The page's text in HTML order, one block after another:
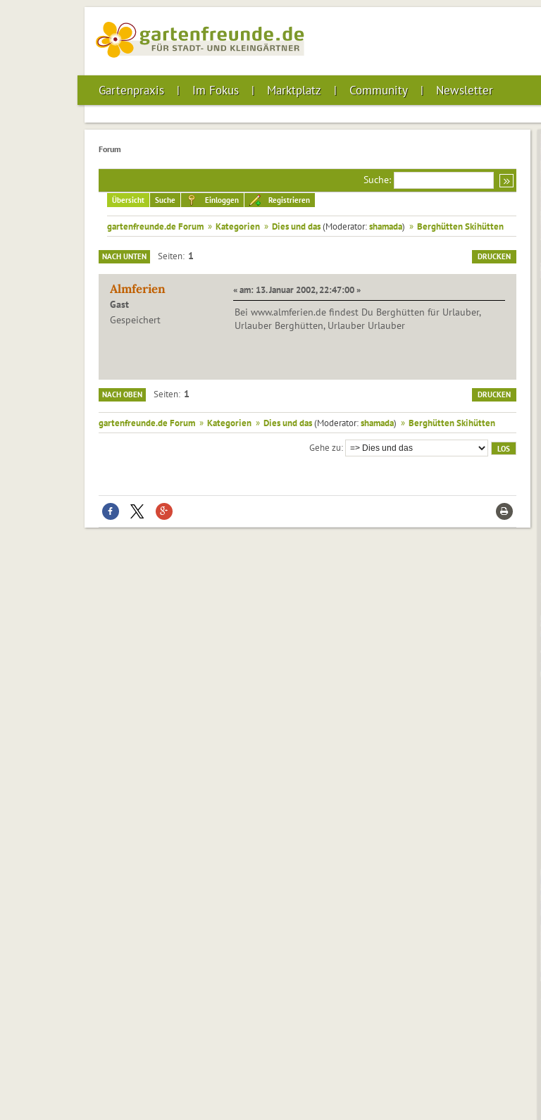
Gartenpraxis Im Fokus Marktplatz Community Newsletter
Forum
Suche:
Übersicht Suche Einloggen Registrieren
gartenfreunde.de Forum » Kategorien » Dies und das (Moderator:shamada) » Berghütten Skihütten
DRUCKEN
NACH UNTEN Seiten 1
Almferien
Gast
Gespeichert
« am: 13. Januar 2002, 22:47:00 »
Bei www.almferien.de findest Du Berghütten für Urlauber,
Urlauber Berghütten, Urlauber Urlauber
DRUCKEN
NACH OBEN Seiten 1
gartenfreunde.de Forum » Kategorien » Dies und das (Moderator:shamada) » Berghütten Skihütten
Gehe zu